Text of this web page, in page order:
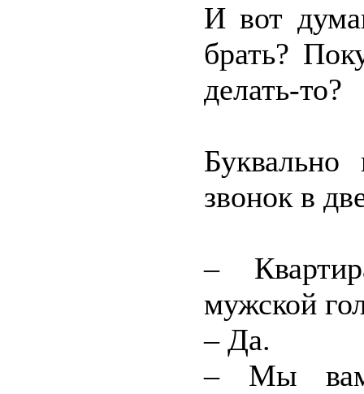
И вот
брать?
делать-то?
звонок в
–
мужской
– Да.
– Мы вам